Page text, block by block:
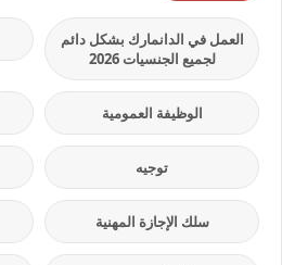
العمل في الدانمارك بشكل دائم
لجميع الجنسيات 2026
الوظيفة العمومية
توجيه
سلك الإجازة المهنية